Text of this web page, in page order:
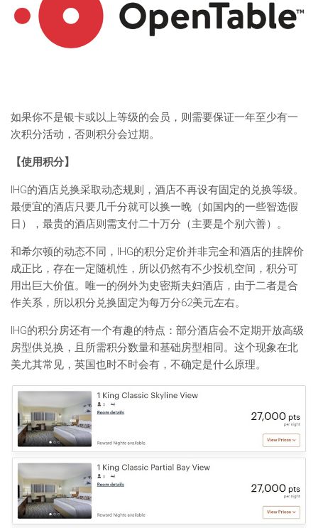
如果你不是银卡或以上等级的会员，则需要保证一年至少有一
次积分活动，否则积分会过期。
【使用积分】
IHG的酒店兑换采取动态规则，酒店不再设有固定的兑换等级。
最便宜的酒店只要几千分就可以换一晚（如国内的一些智选假
日），最贵的酒店则需支付二十万分（主要是个别六善）。
和希尔顿的动态不同，IHG的积分定价并非完全和酒店的挂牌价
成正比，存在一定随机性，所以仍然有不少投机空间，积分可
用出巨大价值。唯一的例外为史密斯夫妇酒店，由于二者是合
作关系，所以积分兑换固定为每万分62美元左右。
IHG的积分房还有一个有趣的特点：部分酒店会不定期开放高级
房型供兑换，且所需积分数量和基础房型相同。这个现象在北
美尤其常见，英国也时不时会有，不确定是什么原理。